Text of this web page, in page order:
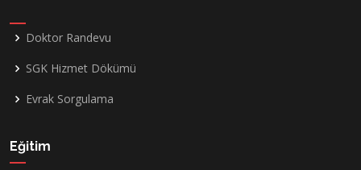
Doktor Randevu
SGK Hizmet Dökümü
Evrak Sorgulama
Eğitim